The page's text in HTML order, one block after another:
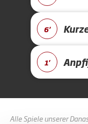
6'
1'
Alle Spiele unserer